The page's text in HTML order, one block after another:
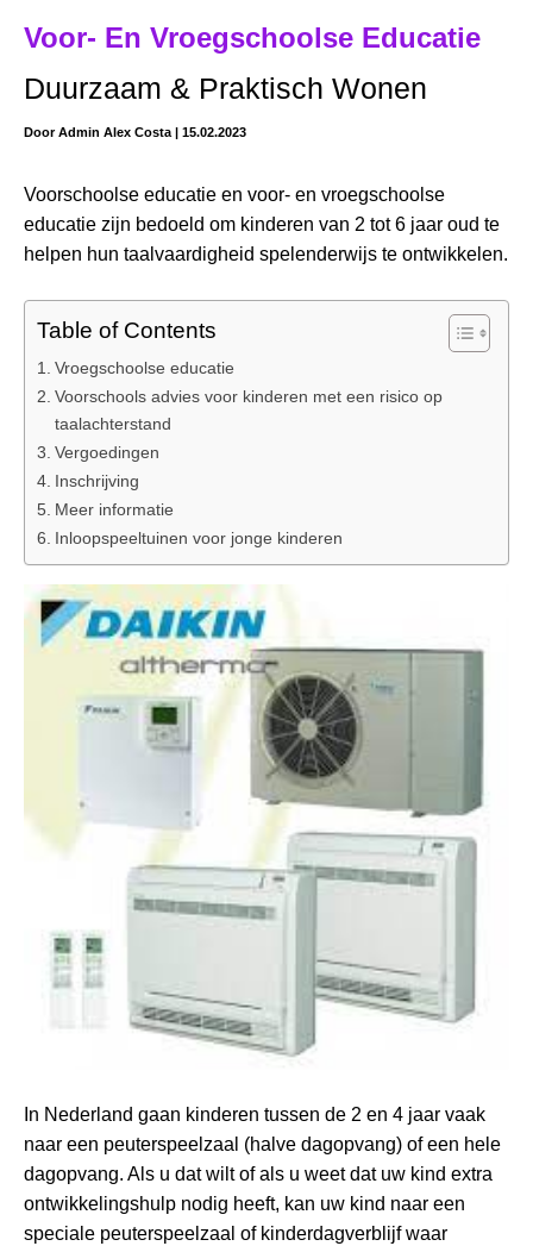
Voor- En Vroegschoolse Educatie
Duurzaam & Praktisch Wonen
DoorAdmin Alex Costa | 15.02.2023
Voorschoolse educatie en voor- en vroegschoolse
educatie zijn bedoeld om kinderen van 2 tot 6 jaar oud te
helpen hun taalvaardigheid spelenderwijs te ontwikkelen.
Table of Contents
Vroegschoolse educatie
Voorschools advies voor kinderen met een risico op
taalachterstand
Vergoedingen
Inschrijving
Meer informatie
Inloopspeeltuinen voor jonge kinderen
In Nederland gaan kinderen tussen de 2 en 4 jaar vaak
naar een peuterspeelzaal (halve dagopvang) of een hele
dagopvang. Als u dat wilt of als u weet dat uw kind extra
ontwikkelingshulp nodig heeft, kan uw kind naar een
speciale peuterspeelzaal of kinderdagverblijf waar